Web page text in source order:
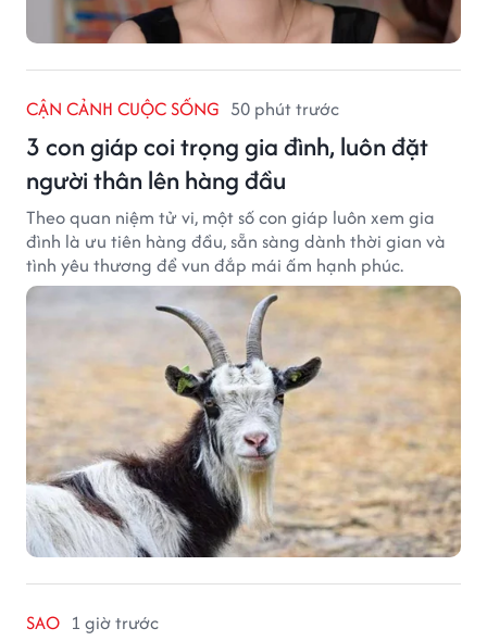
CẬN CẢNH CUỘC SỐNG 50 phút trước
3 con giáp coi trọng gia đình, luôn đặt
người thân lên hàng đầu
Theo quan niệm tử vi, một số con giáp luôn xem gia
đình là ưu tiên hàng đầu, sẵn sàng dành thời gian và
tình yêu thương để vun đắp mái ấm hạnh phúc.
SAO 1 giờ trước